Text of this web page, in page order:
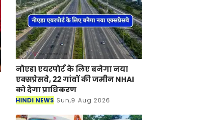
नोएडा एयरपोर्ट के लिए बनेगा नया
एक्सप्रेसवे, 22 गांवों की जमीन NHAI
को देगा प्राधिकरण
HINDI NEWS Sun,9 Aug 2026